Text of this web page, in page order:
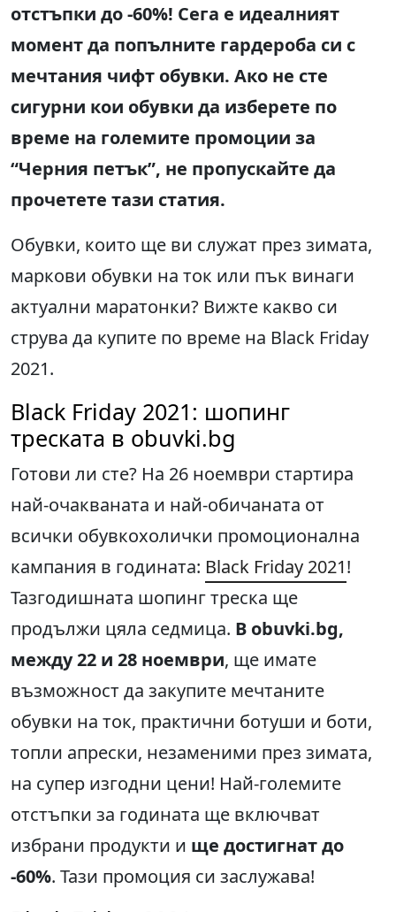
отстъпки до -60%! Сега е идеалният
момент да попълните гардероба си с
мечтания чифт обувки. Ако не сте
сигурни кои обувки да изберете по
време на големите промоции за
“Черния петък”, не пропускайте да
прочетете тази статия.
Обувки, които ще ви служат през зимата,
маркови обувки на ток или пък винаги
актуални маратонки? Вижте какво си
струва да купите по време на Black Friday
2021.
Black Friday 2021: шопинг
треската в obuvki.bg
Готови ли сте? На 26 ноември стартира
най-очакваната и най-обичаната от
всички обувкохолички промоционална
кампания в годината: Black Friday 2021!
Тазгодишната шопинг треска ще
продължи цяла седмица. В obuvki.bg,
между 22 и 28 ноември, ще имате
възможност да закупите мечтаните
обувки на ток, практични ботуши и боти,
топли апрески, незаменими през зимата,
на супер изгодни цени! Най-големите
отстъпки за годината ще включват
избрани продукти и ще достигнат до
-60%. Тази промоция си заслужава!